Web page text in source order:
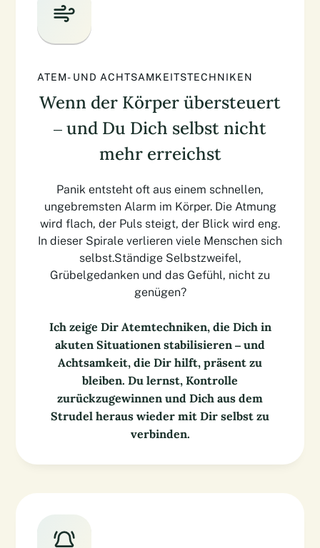
ATEM- UND ACHTSAMKEITSTECHNIKEN
Wenn der Körper übersteuert
– und Du Dich selbst nicht
mehr erreichst
Panik entsteht oft aus einem schnellen,
ungebremsten Alarm im Körper. Die Atmung
wird flach, der Puls steigt, der Blick wird eng.
In dieser Spirale verlieren viele Menschen sich
selbst.Ständige Selbstzweifel,
Grübelgedanken und das Gefühl, nicht zu
genügen?
Ich zeige Dir Atemtechniken, die Dich in
akuten Situationen stabilisieren – und
Achtsamkeit, die Dir hilft, präsent zu
bleiben. Du lernst, Kontrolle
zurückzugewinnen und Dich aus dem
Strudel heraus wieder mit Dir selbst zu
verbinden.